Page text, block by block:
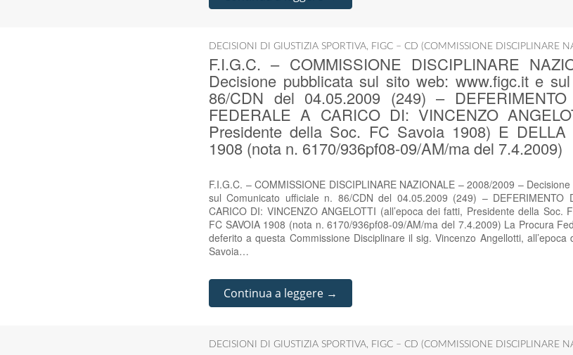
DECISIONI DI GIUSTIZIA SPORTIVA, FIGC – CD (COMMISSIONE DISCIPLINARE
F.I.G.C. – COMMISSIONE DISCIPLINARE
Decisione pubblicata sul sito web: www.figc.it e
86/CDN del 04.05.2009 (249) – DEFERIMENTO
FEDERALE A CARICO DI: VINCENZO
Presidente della Soc. FC Savoia 1908) E DELLA
1908 (nota n. 6170/936pf08-09/AM/ma del 7.4.2009)
F.I.G.C. – COMMISSIONE DISCIPLINARE NAZIONALE – 2008/2009 –
sul Comunicato ufficiale n. 86/CDN del 04.05.2009 (249) – DEFERIMENTO
CARICO DI: VINCENZO ANGELOTTI (all’epoca dei fatti, Presidente della Soc.
FC SAVOIA 1908 (nota n. 6170/936pf08-09/AM/ma del 7.4.2009) La Procura
deferito a questa Commissione Disciplinare il sig. Vincenzo Angellotti,
Savoia…
Continua a leggere →
DECISIONI DI GIUSTIZIA SPORTIVA, FIGC – CD (COMMISSIONE DISCIPLINARE